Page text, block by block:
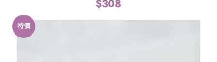
$308
特價